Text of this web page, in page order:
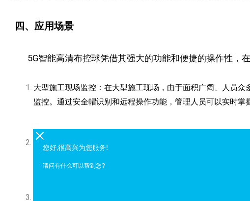
四、应用场景
5G智能高清布控球凭借其强大的功能和便捷的操作性，
大型施工现场监控：在大型施工现场，由于面积广阔、人员
监控。通过安全帽识别和远程操作功能，管理人员可以实时掌
高空作业监控：高空作业是施工中的高风险环节之一。5G智
夜间施工监控：夜间施工由于光线不足、视线受限等原因，
您好,很高兴为您服务!
请问有什么可以帮到您?